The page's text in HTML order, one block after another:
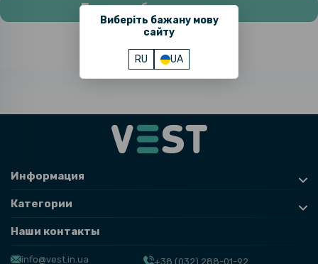
Виберіть бажану мову
сайту
RU UA
Показать больше товаров
Информация
Категории
Наши контакты
info@vest.in.ua +38 (032) 288-01-92